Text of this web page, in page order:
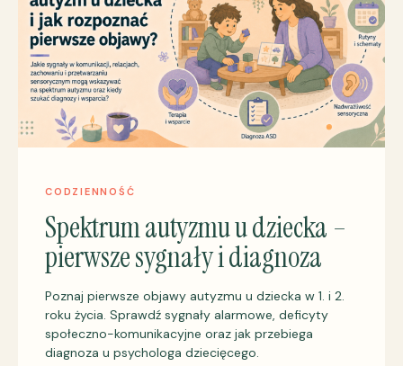
CODZIENNOŚĆ
Spektrum autyzmu u dziecka –
pierwsze sygnały i diagnoza
Poznaj pierwsze objawy autyzmu u dziecka w 1. i 2.
roku życia. Sprawdź sygnały alarmowe, deficyty
społeczno-komunikacyjne oraz jak przebiega
diagnoza u psychologa dziecięcego.